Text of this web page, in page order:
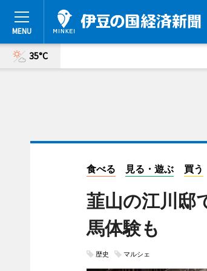
35°C
食べる 見る・遊ぶ 買う
韮山の江川邸
馬体験も
歴史 マルシェ